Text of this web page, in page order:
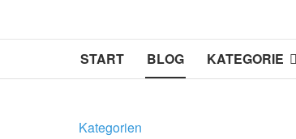
START BLOG KATEGORIE
Kategorien